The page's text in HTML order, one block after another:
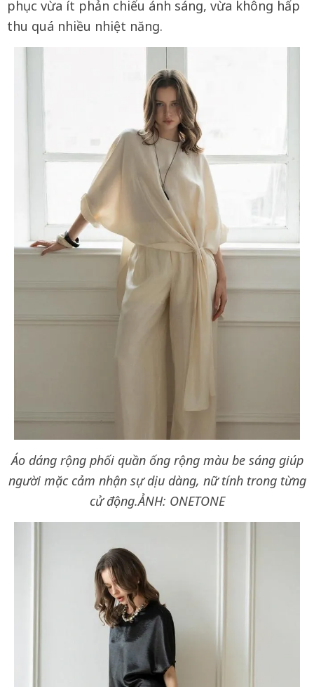
phục vừa ít phản chiếu ánh sáng, vừa không hấp
thu quá nhiều nhiệt năng.
Áo dáng rộng phối quần ống rộng màu be sáng giúp
người mặc cảm nhận sự dịu dàng, nữ tính trong từng
cử động.ẢNH: ONETONE